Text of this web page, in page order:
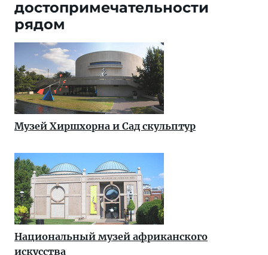
достопримечательности
рядом
Музей Хиршхорна и Сад скульптур
Национальный музей африканского
искусства